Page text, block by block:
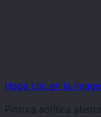
Haga clic en la
Pintura acrílica